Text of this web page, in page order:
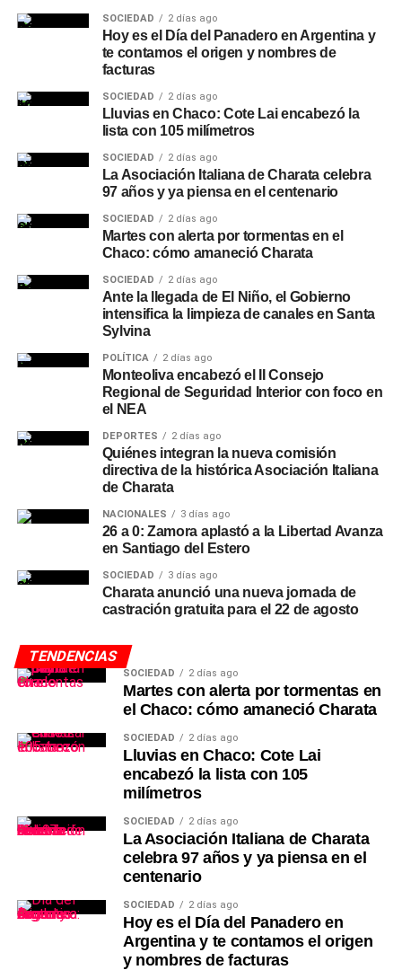
SOCIEDAD 2 días ago
Hoy es el Día del Panadero en Argentina y
te contamos el origen y nombres de
facturas
SOCIEDAD 2 días ago
Lluvias en Chaco: Cote Lai encabezó la
lista con 105 milímetros
SOCIEDAD 2 días ago
La Asociación Italiana de Charata celebra
97 años y ya piensa en el centenario
SOCIEDAD 2 días ago
Martes con alerta por tormentas en el
Chaco: cómo amaneció Charata
SOCIEDAD 2 días ago
Ante la llegada de El Niño, el Gobierno
intensifica la limpieza de canales en Santa
Sylvina
POLÍTICA 2 días ago
Monteoliva encabezó el II Consejo
Regional de Seguridad Interior con foco en
el NEA
DEPORTES 2 días ago
Quiénes integran la nueva comisión
directiva de la histórica Asociación Italiana
de Charata
NACIONALES 3 días ago
26 a 0: Zamora aplastó a la Libertad Avanza
en Santiago del Estero
SOCIEDAD 3 días ago
Charata anunció una nueva jornada de
castración gratuita para el 22 de agosto
TENDENCIAS
SOCIEDAD 2 días ago
Martes con alerta por tormentas en
el Chaco: cómo amaneció Charata
SOCIEDAD 2 días ago
Lluvias en Chaco: Cote Lai
encabezó la lista con 105
milímetros
SOCIEDAD 2 días ago
La Asociación Italiana de Charata
celebra 97 años y ya piensa en el
centenario
SOCIEDAD 2 días ago
Hoy es el Día del Panadero en
Argentina y te contamos el origen
y nombres de facturas